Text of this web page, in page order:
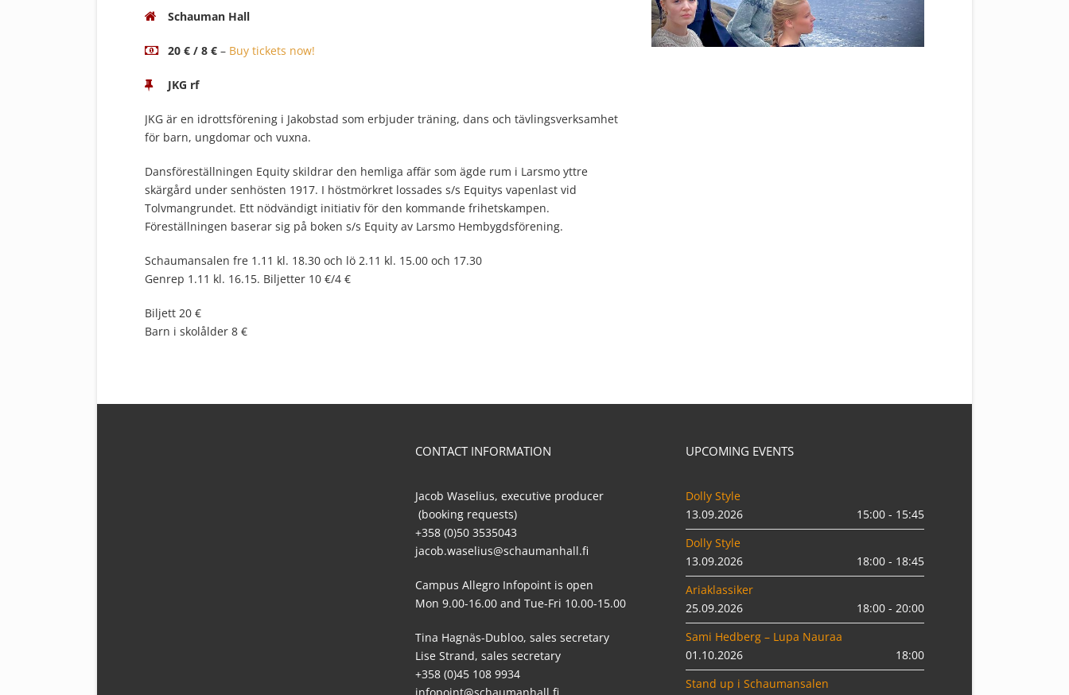
Schauman Hall
20 € / 8 € – Buy tickets now!
JKG rf
JKG är en idrottsförening i Jakobstad som erbjuder träning, dans och tävlingsverksamhet
för barn, ungdomar och vuxna.
Dansföreställningen Equity skildrar den hemliga affär som ägde rum i Larsmo yttre
skärgård under senhösten 1917. I höstmörkret lossades s/s Equitys vapenlast vid
Tolvmangrundet. Ett nödvändigt initiativ för den kommande frihetskampen.
Föreställningen baserar sig på boken s/s Equity av Larsmo Hembygdsförening.
Schaumansalen fre 1.11 kl. 18.30 och lö 2.11 kl. 15.00 och 17.30
Genrep 1.11 kl. 16.15. Biljetter 10 €/4 €
Biljett 20 €
Barn i skolålder 8 €
CONTACT INFORMATION
Jacob Waselius, executive producer
(booking requests)
+358 (0)50 3535043
jacob.waselius@schaumanhall.fi
Campus Allegro Infopoint is open
Mon 9.00-16.00 and Tue-Fri 10.00-15.00
Tina Hagnäs-Dubloo, sales secretary
Lise Strand, sales secretary
+358 (0)45 108 9934
infopoint@schaumanhall.fi
UPCOMING EVENTS
Dolly Style
13.09.2026
15:00 - 15:45
Dolly Style
13.09.2026
18:00 - 18:45
Ariaklassiker
25.09.2026
18:00 - 20:00
Sami Hedberg – Lupa Nauraa
01.10.2026
18:00
Stand up i Schaumansalen